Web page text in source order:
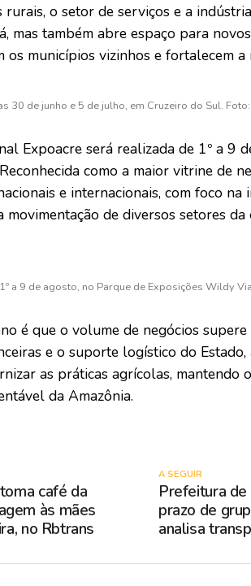
o setor de serviços e a
mas também abre espaço para
os municípios vizinhos e fortalecem
30 de junho e 5 de julho, em Cruzeiro do Sul.
Expoacre será realizada de 1º a 9
como a maior vitrine de
e internacionais, com foco na
de diversos setores
a 9 de agosto, no Parque de Exposições Wildy
é que o volume de negócios
e o suporte logístico do
as práticas agrícolas, mantendo
da Amazônia.
A SEGUIR
Prefeitura
prazo de
analisa
café da
às mães
no Rbtrans